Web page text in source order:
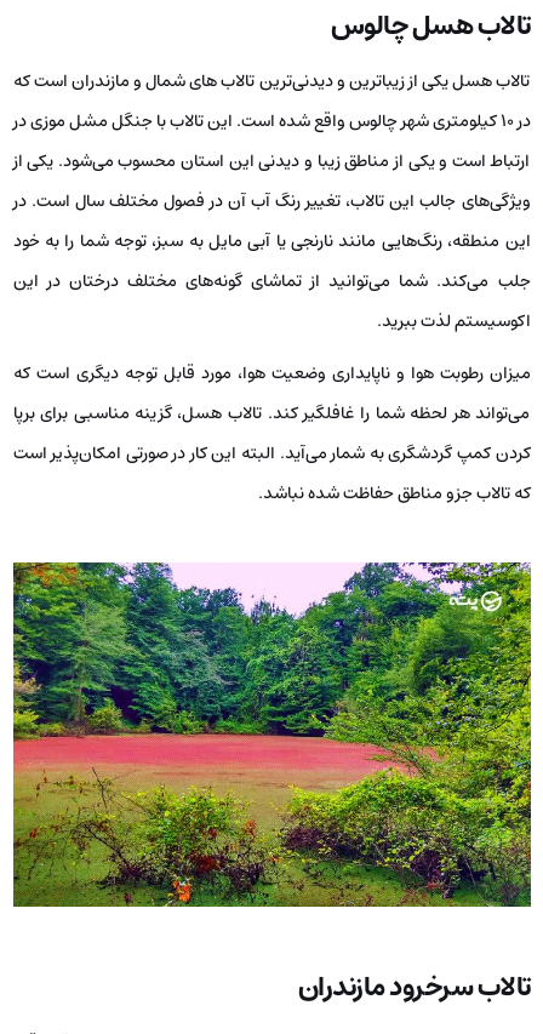
تالاب هسل چالوس
تالاب هسل یکی از زیباترین و دیدنی‌ترین تالاب های شمال و مازندران است که
در 10 کیلومتری شهر چالوس واقع شده است. این تالاب با جنگل مشل موزی در
ارتباط است و یکی از مناطق زیبا و دیدنی این استان محسوب می‌شود. یکی از
ویژگی‌های جالب این تالاب، تغییر رنگ آب آن در فصول مختلف سال است. در
این منطقه، رنگ‌هایی مانند نارنجی یا آبی مایل به سبز، توجه شما را به خود
جلب می‌کند. شما می‌توانید از تماشای گونه‌های مختلف درختان در این
اکوسیستم لذت ببرید.
میزان رطوبت هوا و ناپایداری وضعیت هوا، مورد قابل توجه دیگری است که
می‌تواند هر لحظه شما را غافلگیر کند. تالاب هسل، گزینه مناسبی برای برپا
کردن کمپ گردشگری به شمار می‌آید. البته این کار در صورتی امکان‌پذیر است
که تالاب جزو مناطق حفاظت ‌شده نباشد.
تالاب سرخرود مازندران